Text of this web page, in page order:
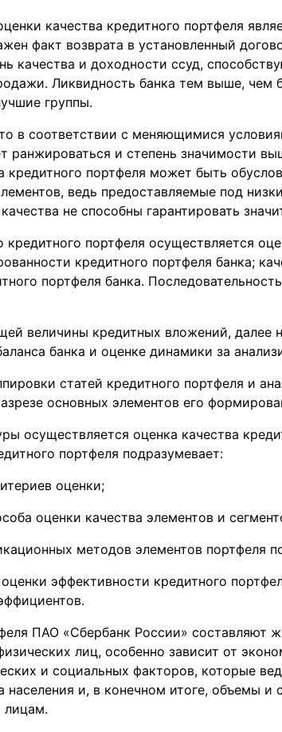
качества кредитного портфеля
факт возврата в установленный
качества и доходности ссуд,
Ликвидность банка тем выше, чем
группы.
в соответствии с меняющимися
ранжироваться и степень значимости
кредитного портфеля может быть
ведь предоставляемые под
не способны гарантировать
кредитного портфеля осуществляется
кредитного портфеля банка;
портфеля банка.
величины кредитных вложений, далее
банка и оценке динамики за
статей кредитного портфеля и
основных элементов его
осуществляется оценка качества
портфеля подразумевает:
оценки;
оценки качества элементов и
методов элементов портфеля
эффективности кредитного
ПАО «Сбербанк России» составляют
лиц, особенно зависит от
и социальных факторов, которые
населения и, в конечном итоге, объемы и
лицам.